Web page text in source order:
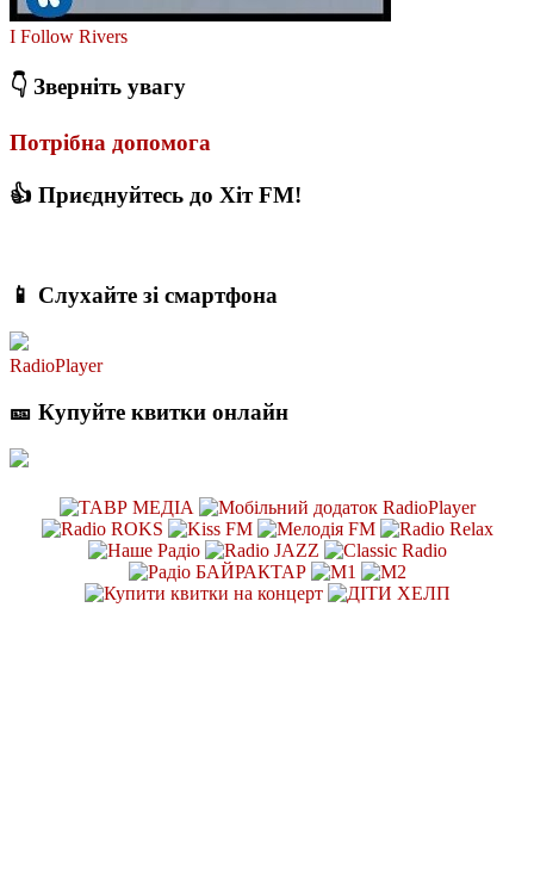
I Follow Rivers
👇 Зверніть увагу
Потрібна допомога
👍 Приєднуйтесь до Хіт FM!
📱 Слухайте зі смартфона
RadioPlayer
🎫 Купуйте квитки онлайн